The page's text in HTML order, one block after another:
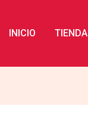
INICIO TIENDA